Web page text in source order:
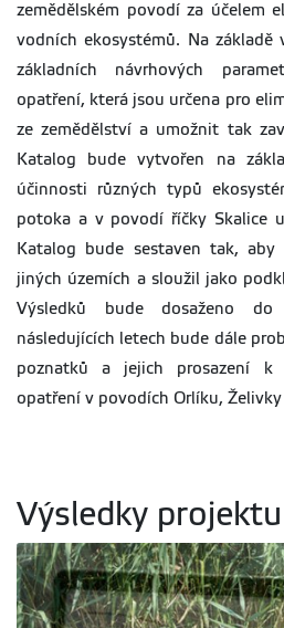
zemědělském povodí za účelem
vodních ekosystémů. Na
základních návrhových
opatření, která jsou určena pro
ze zemědělství a umožnit tak
Katalog bude vytvořen na
účinnosti různých typů
potoka a v povodí říčky Skalice
Katalog bude sestaven tak,
jiných územích a sloužil jako
Výsledků bude dosaženo
následujících letech bude dále
poznatků a jejich prosazení k
opatření v povodích Orlíku, Želivky
Výsledky projektu